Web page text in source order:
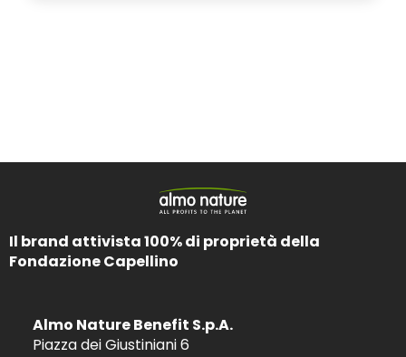
Il brand attivista 100% di proprietà della
Fondazione Capellino
Almo Nature Benefit S.p.A.
Piazza dei Giustiniani 6